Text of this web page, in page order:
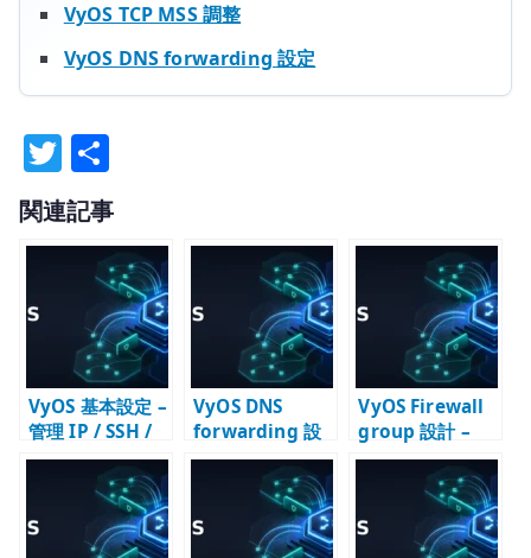
VyOS TCP MSS 調整
VyOS DNS forwarding 設定
T
w
it
te
有
関連記事
VyOS 基本設定 –
管理 IP / SSH /
DNS / NTP /
SNMP の初期設
VyOS DNS
forwarding 設
定 – 内部ネット
ワークの名前解
決を設計する
VyOS Firewall
group 設計 –
address-group
/ port-group /
interface-
group を確認す